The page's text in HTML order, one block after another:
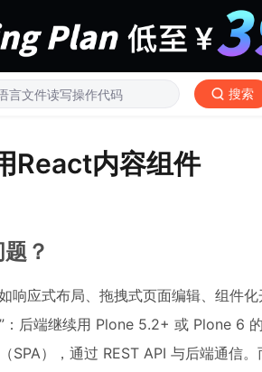
搜索
React内容组件
？
应式布局、拖拽式页面编辑、组件化
后端继续用 Plone 5.2+ 或 Plone 6
SPA），通过 REST API 与后端通信